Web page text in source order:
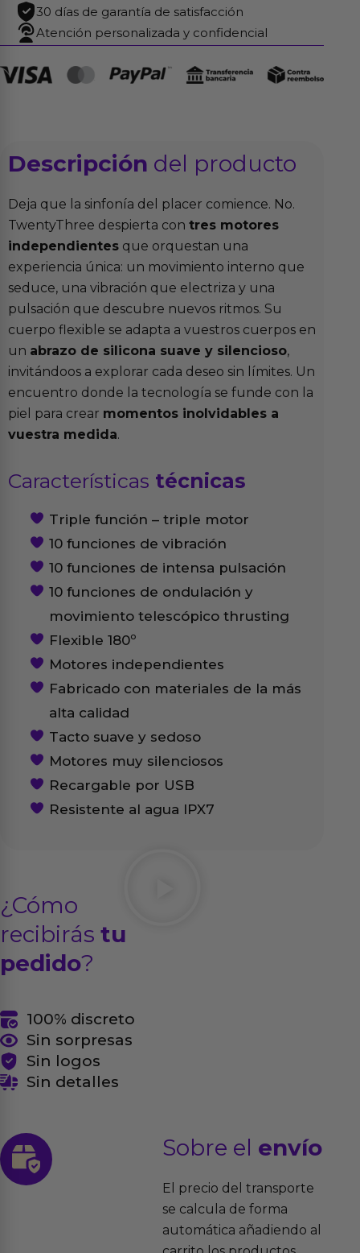
30 días de garantía de satisfacción
Atención personalizada y confidencial
Descripción del producto
Deja que la sinfonía del placer comience. No.
TwentyThree despierta con tres motores
independientes que orquestan una
experiencia única: un movimiento interno que
seduce, una vibración que electriza y una
pulsación que descubre nuevos ritmos. Su
cuerpo flexible se adapta a vuestros cuerpos en
un abrazo de silicona suave y silencioso,
invitándoos a explorar cada deseo sin límites. Un
encuentro donde la tecnología se funde con la
piel para crear momentos inolvidables a
vuestra medida.
Características técnicas
Triple función – triple motor
10 funciones de vibración
10 funciones de intensa pulsación
10 funciones de ondulación y
movimiento telescópico thrusting
Flexible 180º
Motores independientes
Fabricado con materiales de la más
alta calidad
Tacto suave y sedoso
Motores muy silenciosos
Recargable por USB
Resistente al agua IPX7
¿Cómo
recibirás tu
pedido?
100% discreto
Sin sorpresas
Sin logos
Sin detalles
Sobre el envío
El precio del transporte
se calcula de forma
automática añadiendo al